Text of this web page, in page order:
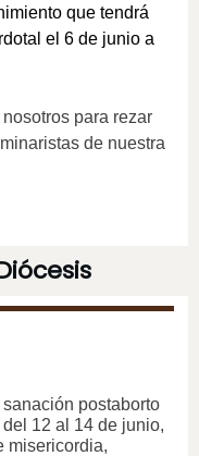
que tendrá
el 6 de junio a
para rezar
de nuestra
postaborto
12 al 14 de junio,
misericordia,